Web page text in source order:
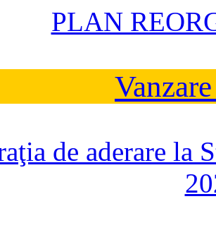
PLAN
de aderare la